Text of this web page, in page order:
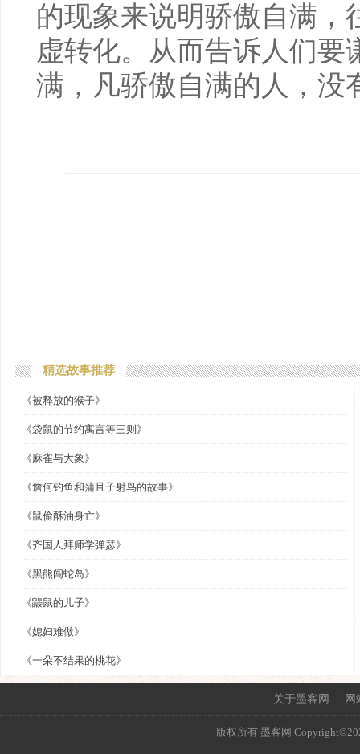
的现象来说明骄傲自满
虚转化。从而告诉人们要
满，凡骄傲自满的人，没
精选故事推荐
《被释放的猴子》
《袋鼠的节约寓言等三则》
《麻雀与大象》
《詹何钓鱼和蒲且子射鸟的故事》
《鼠偷酥油身亡》
《齐国人拜师学弹瑟》
《黑熊闯蛇岛》
《鼹鼠的儿子》
《媳妇难做》
《一朵不结果的桃花》
关于墨客网 | 网
版权所有 墨客网